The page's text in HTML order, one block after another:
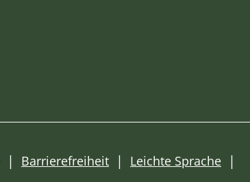
Barrierefreiheit
Leichte Sprache